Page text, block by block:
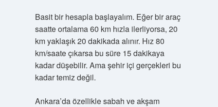
Basit bir hesapla başlayalım. Eğer bir araç
saatte ortalama 60 km hızla ilerliyorsa, 20
km yaklaşık 20 dakikada alınır. Hız 80
km/saate çıkarsa bu süre 15 dakikaya
kadar düşebilir. Ama şehir içi gerçekleri bu
kadar temiz değil.
Ankara’da özellikle sabah ve akşam